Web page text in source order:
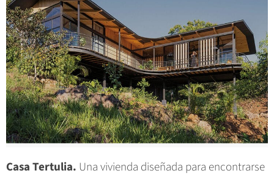
Casa Tertulia. Una vivienda diseñada para encontrarse